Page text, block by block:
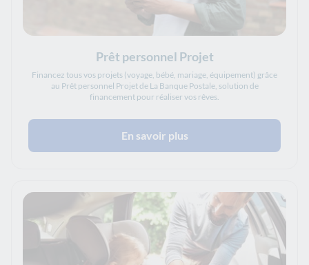
Prêt personnel Projet
Financez tous vos projets (voyage, bébé, mariage, équipement) grâce
au Prêt personnel Projet de La Banque Postale, solution de
financement pour réaliser vos rêves.
En savoir plus